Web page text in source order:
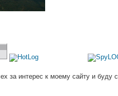
за интерес к моему сайту и